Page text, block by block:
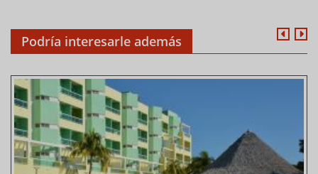
Podría interesarle además